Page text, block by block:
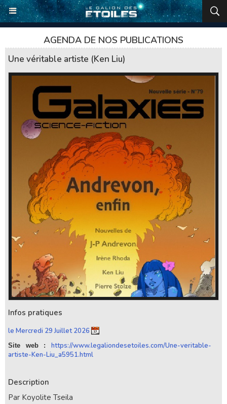
AGENDA DE NOS PUBLICATIONS
Une véritable artiste (Ken Liu)
Infos pratiques
le Mercredi 29 Juillet 2026
Site web : https://www.legaliondesetoiles.com/Une-veritable-
artiste-Ken-Liu_a5951.html
Description
Par Koyolite Tseila